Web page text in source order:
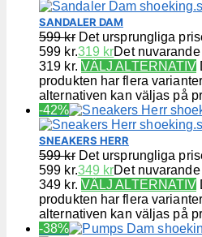
SANDALER DAM
599kr Det ursprungliga
599 kr.319 krDet
319 kr. VÄLJ ALTERNATIV
produkten har flera
alternativen kan väljas på
-42%
SNEAKERS HERR
599kr Det ursprungliga
599 kr.349 krDet
349 kr. VÄLJ ALTERNATIV
produkten har flera
alternativen kan väljas på
-38%